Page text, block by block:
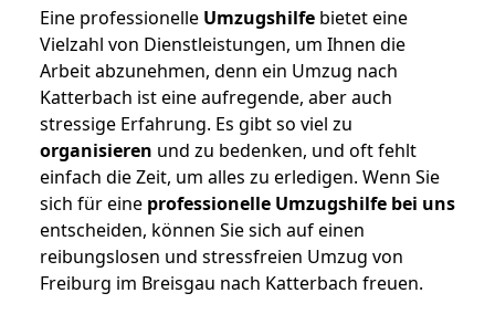
Eine professionelle Umzugshilfe bietet eine
Vielzahl von Dienstleistungen, um Ihnen die
Arbeit abzunehmen, denn ein Umzug nach
Katterbach ist eine aufregende, aber auch
stressige Erfahrung. Es gibt so viel zu
organisieren und zu bedenken, und oft fehlt
einfach die Zeit, um alles zu erledigen. Wenn Sie
sich für eine professionelle Umzugshilfe bei uns
entscheiden, können Sie sich auf einen
reibungslosen und stressfreien Umzug von
Freiburg im Breisgau nach Katterbach freuen.